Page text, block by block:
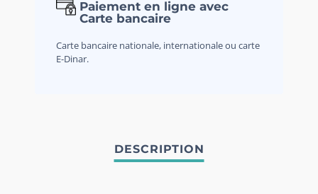
Paiement en ligne avec
Carte bancaire
Carte bancaire nationale, internationale ou carte
E-Dinar.